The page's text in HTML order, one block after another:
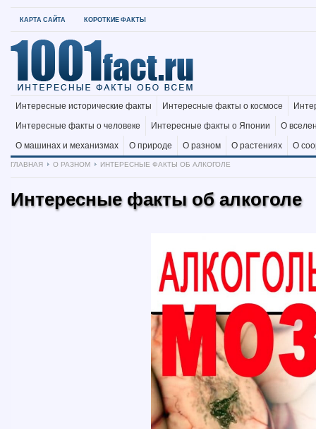
КАРТА САЙТА КОРОТКИЕ ФАКТЫ
Интересные исторические факты Интересные факты о космосе
Интересные факты о человеке
Интересные факты о Японии
О
О машинах и механизмах
О природе О разном О растениях
О
ГЛАВНАЯ
О РАЗНОМ ИНТЕРЕСНЫЕ ФАКТЫ ОБ АЛКОГОЛЕ
Интересные факты об алкоголе